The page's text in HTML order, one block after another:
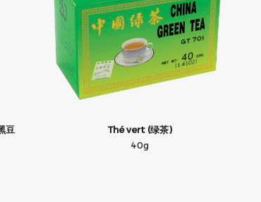
豆
Thé vert (绿茶)
40g